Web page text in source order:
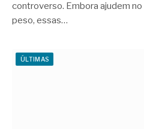
controverso. Embora ajudem
peso, essas…
ÚLTIMAS